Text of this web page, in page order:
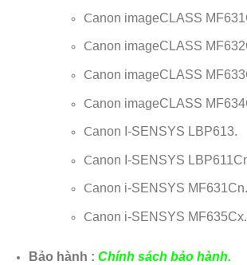
Canon imageCLASS
Canon imageCLASS
Canon imageCLASS
Canon imageCLASS
Canon I-SENSYS LBP613.
Canon I-SENSYS
Canon i-SENSYS MF631Cn.
Canon i-SENSYS MF635Cx.
Bảo hành : Chính sách bảo hành.